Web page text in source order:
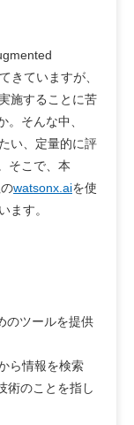
きていますが、
施することに苦
そんな中、
い、定量的に評
そこで、本
watsonx.aiを使
ます。
のツールを提供
ら情報を検索
術のことを指し